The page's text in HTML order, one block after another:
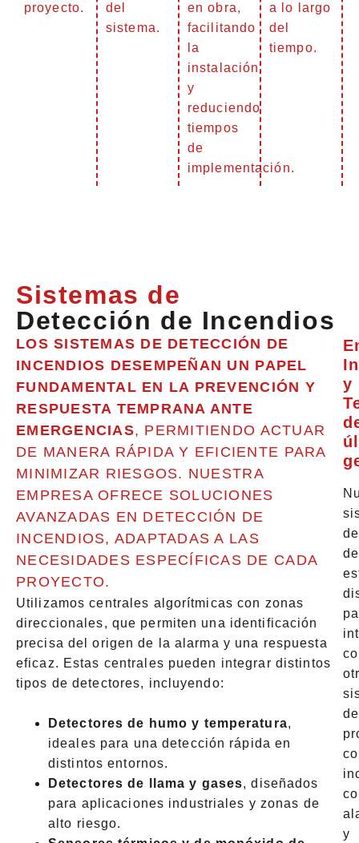
proyecto.
del
sistema.
en obra,
facilitando
la
instalación
y
reduciendo
tiempos
de
implementación.
a lo largo
del
tiempo.
Sistemas de
Detección de Incendios
LOS SISTEMAS DE DETECCIÓN DE
INCENDIOS DESEMPEÑAN UN PAPEL
FUNDAMENTAL EN LA PREVENCIÓN Y
RESPUESTA TEMPRANA ANTE
EMERGENCIAS, PERMITIENDO ACTUAR
DE MANERA RÁPIDA Y EFICIENTE PARA
MINIMIZAR RIESGOS. NUESTRA
EMPRESA OFRECE SOLUCIONES
AVANZADAS EN DETECCIÓN DE
INCENDIOS, ADAPTADAS A LAS
NECESIDADES ESPECÍFICAS DE CADA
PROYECTO.
Utilizamos centrales algorítmicas con zonas
direccionales, que permiten una identificación
precisa del origen de la alarma y una respuesta
eficaz. Estas centrales pueden integrar distintos
tipos de detectores, incluyendo:
Detectores de humo y temperatura,
ideales para una detección rápida en
distintos entornos.
Detectores de llama y gases, diseñados
para aplicaciones industriales y zonas de
alto riesgo.
y
de
de
y